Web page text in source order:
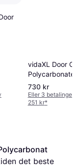
vidaXL Door
Polycarbonate
730 kr
Eller 3 betalinger
251 kr*
det beste